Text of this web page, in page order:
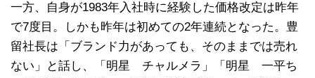
一方、自身が1983年入社時に経験した価格改定は昨年
で7度目。しかも昨年は初めての2年連続となった。豊
留社長は「ブランド力があっても、そのままでは売れ
ない」と話し、「明星 チャルメラ」「明星 一平ち